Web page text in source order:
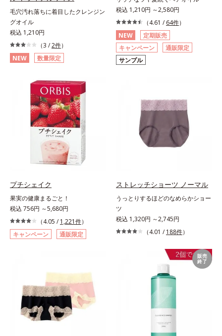
毛穴汚れ落ちに着目したクレンジン
グオイル
税込 1,210円
（3 /2件）
NEW
数量限定
税込 1,210円 ～2,580円
（4.61 / 64件）
NEW
定期販売
キャンペーン
通販限定
サンプル
プチシェイク
果実の健康まるごと！
税込 756円 ～5,680円
（4.05 / 1,221件）
キャンペーン
通販限定
ストレッチショーツ ノーマル
うっとりするほどのなめらかショー
ツ
税込 1,320円 ～2,745円
（4.01 / 188件）
販売
終了